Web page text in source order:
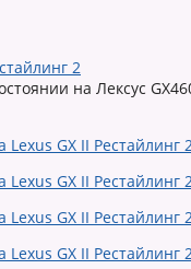
2
на Лексус